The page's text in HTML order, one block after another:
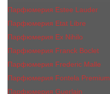
Парфюмерия Estee Lаudеr
Парфюмерия Etat Libre
Парфюмерия Ex Nihilo
Парфюмерия Franck Boclet
Парфюмерия Frеderic Mаlle
Парфюмерия Fontela Premium
Парфюмерия Guerlain